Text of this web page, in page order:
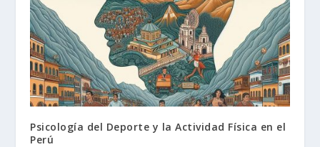
Psicología del Deporte y la Actividad Física en el
Perú